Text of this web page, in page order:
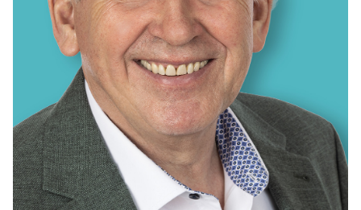
BAUAUSSCHUSS
FINANZAUSSCHUSS
KREISAUSSCHUSS
KREISWAHLAUSSCHUSS
POLIZEIBEIRAT
RECHNUNGSPRÜFUNG
AUSSCHUSS FÜR SOZIALES UND GESUNDHEIT
WAHLPRÜFUNGSAUSSCHUSS
AUSSCHUSS FÜR UMWELT, KLIMASCHUTZ, MOBILITÄT
UND PLANUNG
AUSSCHUSS FÜR DIGITALISIERUNG